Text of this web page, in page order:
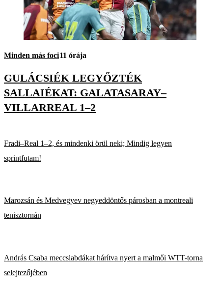
Minden más foci11 órája
GULÁCSIÉK LEGYŐZTÉK
SALLAIÉKAT: GALATASARAY–
VILLARREAL 1–2
Fradi–Real 1–2, és mindenki örül neki; Mindig legyen
sprintfutam!
Marozsán és Medvegyev negyeddöntős párosban a montreali
tenisztornán
András Csaba meccslabdákat hárítva nyert a malmői WTT-torna
selejtezőjében